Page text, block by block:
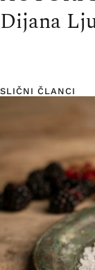
Dijana
SLIČNI ČLANCI